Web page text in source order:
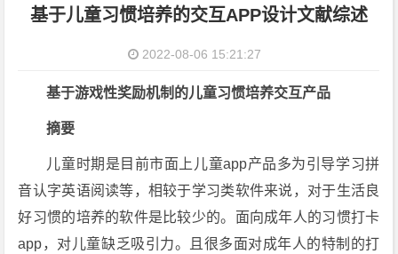
基于儿童习惯培养的交互APP设计文献综述
2022-08-06 15:21:27
基于游戏性奖励机制的儿童习惯培养交互产品
摘要
儿童时期是目前市面上儿童app产品多为引导学习拼
音认字英语阅读等，相较于学习类软件来说，对于生活良
好习惯的培养的软件是比较少的。面向成年人的习惯打卡
app，对儿童缺乏吸引力。且很多面对成年人的特制的打